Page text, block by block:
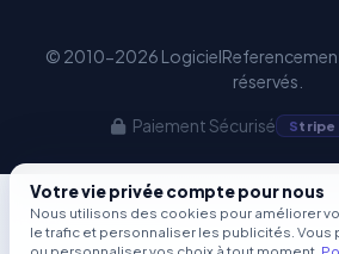
© 2010-2026
réservés.
Paiement Sécurisé Stripe
Votre vie privée compte pour nous
Nous utilisons des cookies pour améliorer
le trafic et personnaliser les publicités.